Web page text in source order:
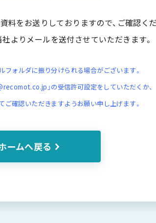
料をお送りしておりますので、ご確認くだ
よりメールを送付させていただきます。
フォルダに振り分けられる場合がございます。
」の受信許可設定をしていただくか、
ご確認いただきますようお願い申し上げます。
ームへ戻る